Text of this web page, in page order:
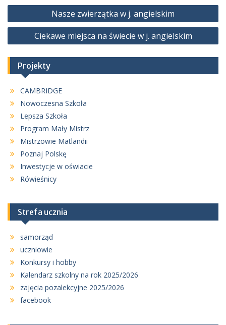
Nawigacja
wpisu
Nasze zwierzątka w j. angielskim
Ciekawe miejsca na świecie w j. angielskim
Projekty
CAMBRIDGE
Nowoczesna Szkoła
Lepsza Szkoła
Program Mały Mistrz
Mistrzowie Matlandii
Poznaj Polskę
Inwestycje w oświacie
Rówieśnicy
Strefa ucznia
samorząd
uczniowie
Konkursy i hobby
Kalendarz szkolny na rok 2025/2026
zajęcia pozalekcyjne 2025/2026
facebook